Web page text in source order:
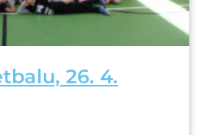
26. 4.